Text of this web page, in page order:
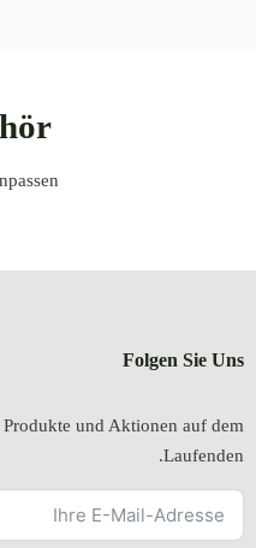
Bleiben Sie über